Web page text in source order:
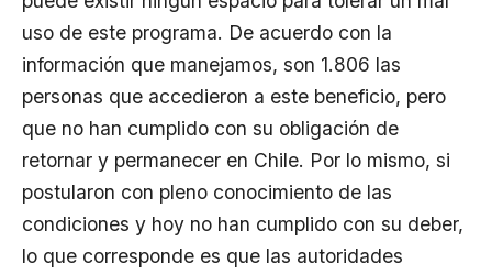
uso de este programa. De acuerdo con la
información que manejamos, son 1.806 las
personas que accedieron a este beneficio, pero
que no han cumplido con su obligación de
retornar y permanecer en Chile. Por lo mismo, si
postularon con pleno conocimiento de las
condiciones y hoy no han cumplido con su deber,
lo que corresponde es que las autoridades